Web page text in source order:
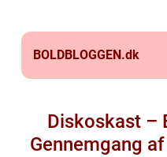
BOLDBLOGGEN.dk
Diskoskast –
Gennemgang